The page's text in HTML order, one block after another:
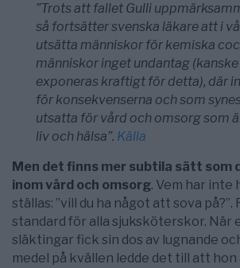
”Trots att fallet Gulli
så fortsätter svenska läkare att i
utsätta människor för kemiska
människor inget undantag
exponeras kraftigt för detta), där
för konsekvenserna och som
utsatta för vård och omsorg som
liv och hälsa”. Källa
Men det finns mer subtila sätt som
inom vård och omsorg. Vem har inte
ställas: ”vill du ha något att sova på?”.
standard för alla sjuksköterskor. När
släktingar fick sin dos av lugnande
medel på kvällen ledde det till att